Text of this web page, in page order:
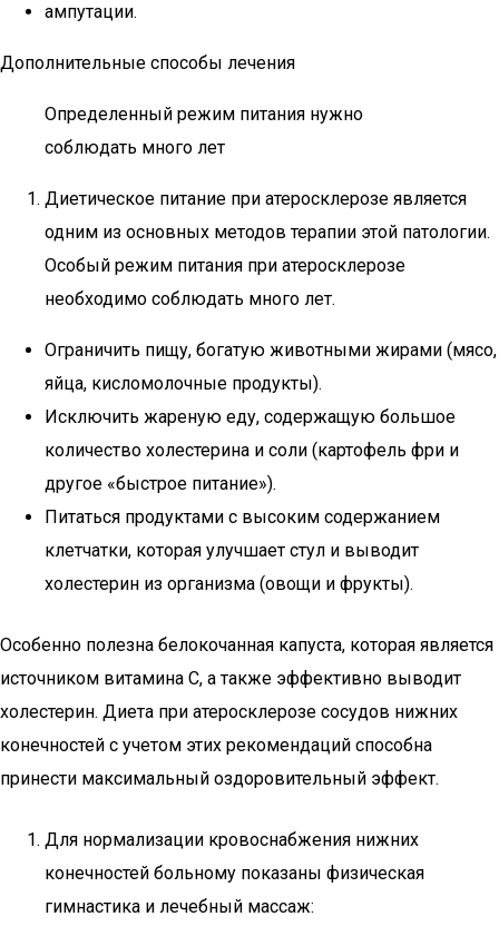
ампутации.
Дополнительные способы лечения
Определенный режим питания нужно
соблюдать много лет
Диетическое питание при атеросклерозе является
одним из основных методов терапии этой патологии.
Особый режим питания при атеросклерозе
необходимо соблюдать много лет.
Ограничить пищу, богатую животными жирами (мясо,
яйца, кисломолочные продукты).
Исключить жареную еду, содержащую большое
количество холестерина и соли (картофель фри и
другое «быстрое питание»).
Питаться продуктами с высоким содержанием
клетчатки, которая улучшает стул и выводит
холестерин из организма (овощи и фрукты).
Особенно полезна белокочанная капуста, которая является
источником витамина С, а также эффективно выводит
холестерин. Диета при атеросклерозе сосудов нижних
конечностей с учетом этих рекомендаций способна
принести максимальный оздоровительный эффект.
Для нормализации кровоснабжения нижних
конечностей больному показаны физическая
гимнастика и лечебный массаж: